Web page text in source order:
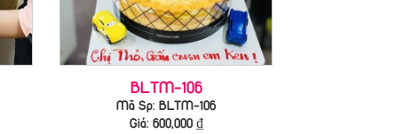
BLTM-106
Mã Sp: BLTM-106
Giá: 600,000₫